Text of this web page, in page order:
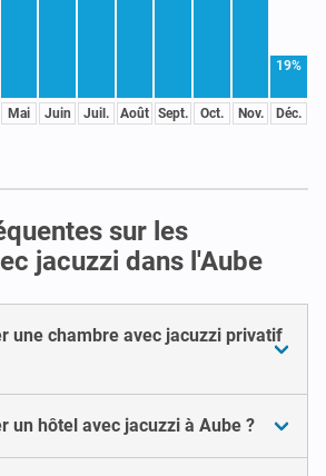
Mai Juin Juil. Août Sept. Oct. Nov.
19%
Déc.
sur les
jacuzzi dans l'Aube
une chambre avec jacuzzi privatif
un hôtel avec jacuzzi à Aube ?